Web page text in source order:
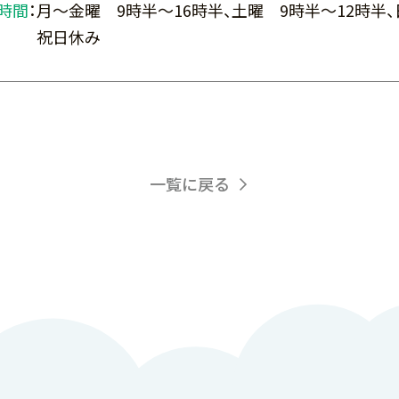
間：月～金曜 9時半～16時半、土曜 9時半～12時半、
祝日休み
一覧に戻る